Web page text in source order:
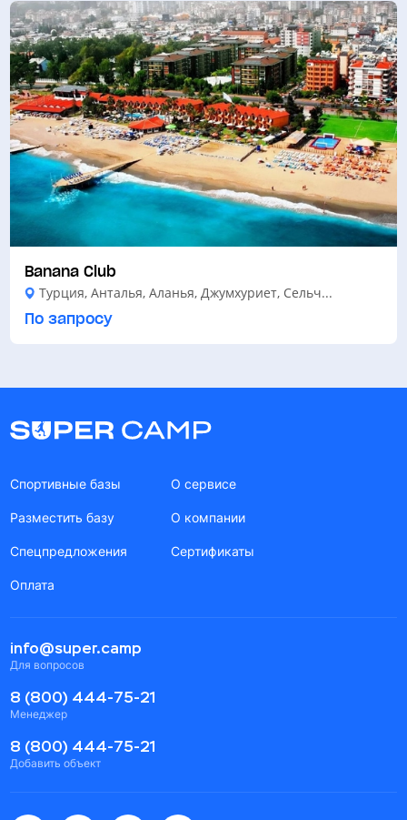
Banana Club
Турция, Анталья, Аланья, Джумхуриет, Сельч...
По запросу
Спортивные базы
Разместить базу
Спецпредложения
Оплата
О сервисе
О компании
Сертификаты
info@super.camp
Для вопросов
8 (800) 444-75-21
Менеджер
8 (800) 444-75-21
Добавить объект